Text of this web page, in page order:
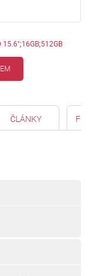
15.6";16GB;512GB
ČLÁNKY